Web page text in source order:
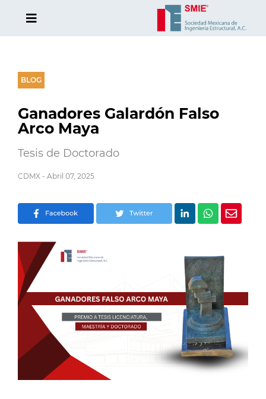
BLOG
Ganadores Galardón Falso
Arco Maya
Tesis de Doctorado
CDMX - Abril 07, 2025